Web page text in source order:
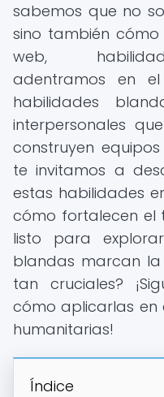
sabemos que no
sino también cómo
web,
adentramos en
habilidades
interpersonales
construyen
te invitamos a
estas habilidades
cómo fortalecen el
listo para
blandas marcan la
tan cruciales?
cómo aplicarlas en
humanitarias!
Índice